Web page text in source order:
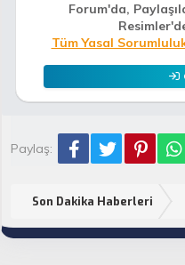
Forum'da,
Tüm Yasal
Paylaş: Facebook
Twitter
Son Dakika Haberleri